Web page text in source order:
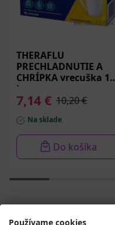
THERAFLU
PRECHLADNUTIE A
CHRÍPKA vrecuška 10
ks
7,14 € 10,20 €
Na sklade
Do košíka
Používame cookies